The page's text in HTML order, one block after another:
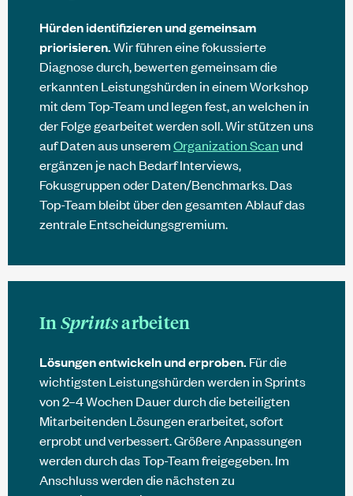
Hürden identifizieren und gemeinsam
priorisieren.Wir führen eine fokussierte
Diagnose durch, bewerten gemeinsam die
erkannten Leistungshürden in einem Workshop
mit dem Top-Team und legen fest, an welchen in
der Folge gearbeitet werden soll. Wir stützen uns
auf Daten aus unseremOrganization Scan und
ergänzen je nach Bedarf Interviews,
Fokusgruppen oder Daten/Benchmarks. Das
Top-Team bleibt über den gesamten Ablauf das
zentrale Entscheidungsgremium.
In Sprintsarbeiten
Lösungen entwickeln und erproben. Für die
wichtigsten Leistungshürden werden in Sprints
von 2–4 Wochen Dauer durch die beteiligten
Mitarbeitenden Lösungen erarbeitet, sofort
erprobt und verbessert. Größere Anpassungen
werden durch das Top-Team freigegeben. Im
Anschluss werden die nächsten zu